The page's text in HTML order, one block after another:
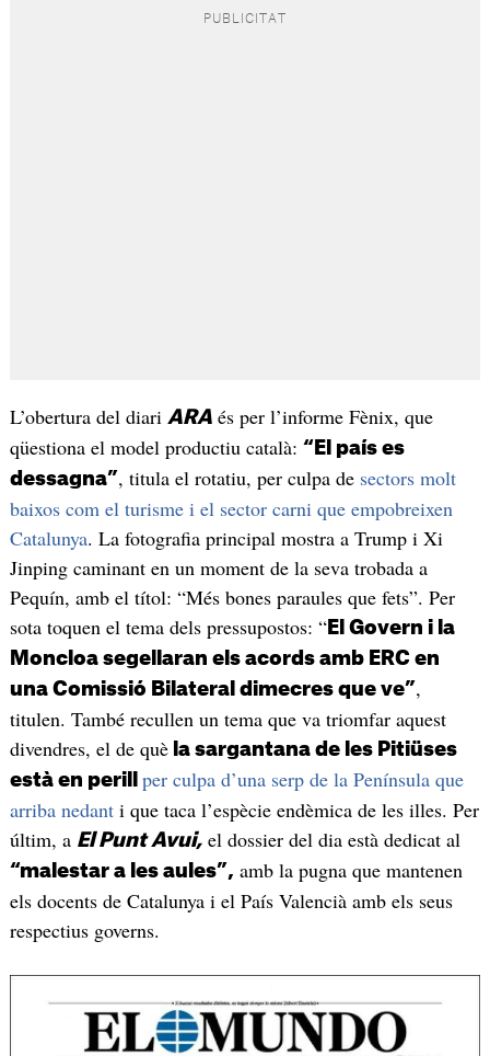
L’obertura del diari ARAés per l’informe Fènix, que
qüestiona el model productiu català: “El país es
dessagna”, titula el rotatiu, per culpa de sectors molt
baixos com el turisme i el sector carni que empobreixen
Catalunya. La fotografia principal mostra a Trump i Xi
Jinping caminant en un moment de la seva trobada a
Pequín, amb el títol: “Més bones paraules que fets”. Per
sota toquen el tema dels pressupostos: “El Govern i la
Moncloa segellaran els acords amb ERC en
una Comissió Bilateral dimecres que ve”,
titulen. També recullen un tema que va triomfar aquest
divendres, el de quèla sargantana de les Pitiüses
està en perill per culpa d’una serp de la Península que
arriba nedanti que taca l’espècie endèmica de les illes. Per
últim, a El Punt Avui,el dossier del dia està dedicat al
“malestar a les aules”, amb la pugna que mantenen
els docents de Catalunya i el País Valencià amb els seus
respectius governs.